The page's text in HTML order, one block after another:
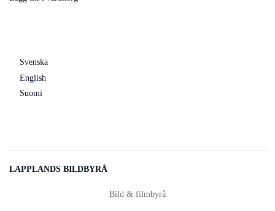
Svenska
English
Suomi
LAPPLANDS BILDBYRÅ
Bild & filmbyrå